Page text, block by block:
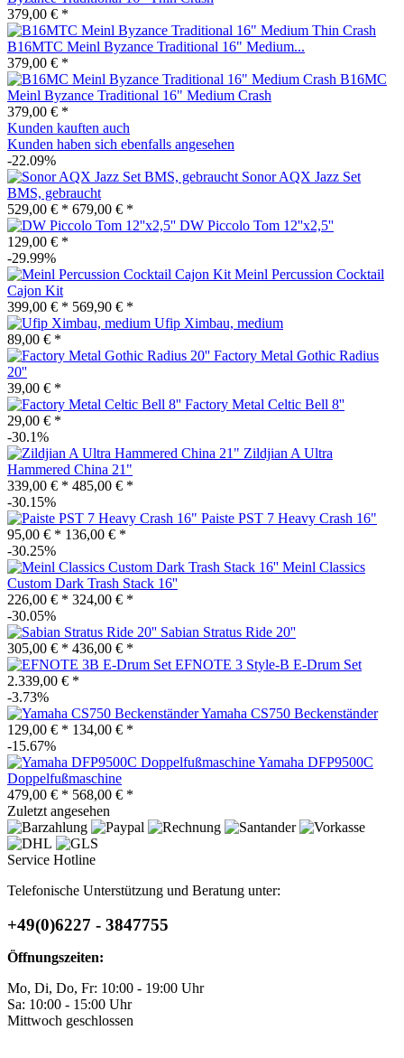
379,00 € *
B16MTC Meinl Byzance Traditional 16" Medium...
379,00 € *
B16MC
Meinl Byzance Traditional 16" Medium Crash
379,00 € *
Kunden kauften auch
Kunden haben sich ebenfalls angesehen
-22.09%
Sonor AQX Jazz Set
BMS, gebraucht
529,00 € * 679,00 € *
DW Piccolo Tom 12''x2,5''
129,00 € *
-29.99%
Meinl Percussion Cocktail
Cajon Kit
399,00 € * 569,90 € *
Ufip Ximbau, medium
89,00 € *
Factory Metal Gothic Radius
20''
39,00 € *
Factory Metal Celtic Bell 8''
29,00 € *
-30.1%
Zildjian A Ultra
Hammered China 21"
339,00 € * 485,00 € *
-30.15%
Paiste PST 7 Heavy Crash 16"
95,00 € * 136,00 € *
-30.25%
Meinl Classics
Custom Dark Trash Stack 16''
226,00 € * 324,00 € *
-30.05%
Sabian Stratus Ride 20''
305,00 € * 436,00 € *
EFNOTE 3 Style-B E-Drum Set
2.339,00 € *
-3.73%
Yamaha CS750 Beckenständer
129,00 € * 134,00 € *
-15.67%
Yamaha DFP9500C
Doppelfußmaschine
479,00 € * 568,00 € *
Zuletzt angesehen
Service Hotline
Telefonische Unterstützung und Beratung unter:
+49(0)6227 - 3847755
Öffnungszeiten:
Mo, Di, Do, Fr: 10:00 - 19:00 Uhr
Sa: 10:00 - 15:00 Uhr
Mittwoch geschlossen